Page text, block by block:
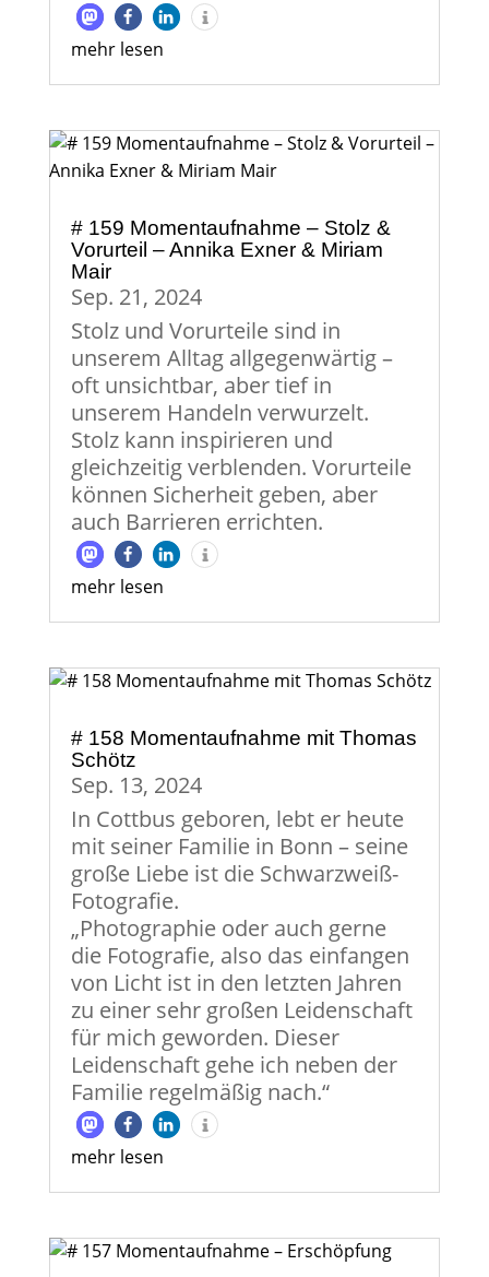
mehr lesen
# 159 Momentaufnahme – Stolz &
Vorurteil – Annika Exner & Miriam
Mair
Sep. 21, 2024
Stolz und Vorurteile sind in
unserem Alltag allgegenwärtig –
oft unsichtbar, aber tief in
unserem Handeln verwurzelt.
Stolz kann inspirieren und
gleichzeitig verblenden. Vorurteile
können Sicherheit geben, aber
auch Barrieren errichten.
mehr lesen
# 158 Momentaufnahme mit Thomas
Schötz
Sep. 13, 2024
In Cottbus geboren, lebt er heute
mit seiner Familie in Bonn – seine
große Liebe ist die Schwarzweiß-
Fotografie.
„Photographie oder auch gerne
die Fotografie, also das einfangen
von Licht ist in den letzten Jahren
zu einer sehr großen Leidenschaft
für mich geworden. Dieser
Leidenschaft gehe ich neben der
Familie regelmäßig nach.“
mehr lesen